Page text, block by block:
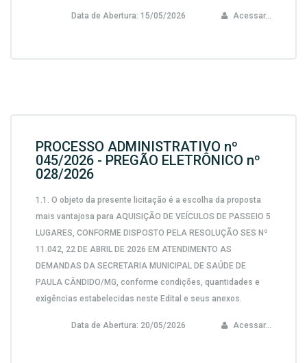
Data de Abertura: 15/05/2026 Acessar...
PROCESSO ADMINISTRATIVO nº
045/2026 - PREGÃO ELETRÔNICO nº
028/2026
1.1. O objeto da presente licitação é a escolha da proposta
mais vantajosa para AQUISIÇÃO DE VEÍCULOS DE PASSEIO 5
LUGARES, CONFORME DISPOSTO PELA RESOLUÇÃO SES Nº
11.042, 22 DE ABRIL DE 2026 EM ATENDIMENTO AS
DEMANDAS DA SECRETARIA MUNICIPAL DE SAÚDE DE
PAULA CÂNDIDO/MG, conforme condições, quantidades e
exigências estabelecidas neste Edital e seus anexos.
Data de Abertura: 20/05/2026 Acessar...